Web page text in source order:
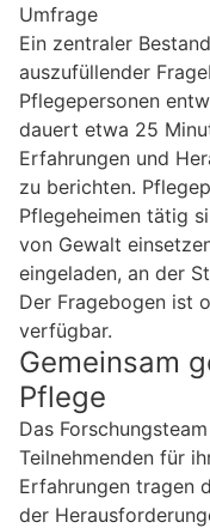
Umfrage
Ein zentraler
auszufüllender
Pflegepersonen
dauert etwa 25
Erfahrungen und
zu berichten.
Pflegeheimen tätig
von Gewalt
eingeladen, an der
Der Fragebogen ist
verfügbar.
Gemeinsam
Pflege
Das
Teilnehmenden für
Erfahrungen tragen
der